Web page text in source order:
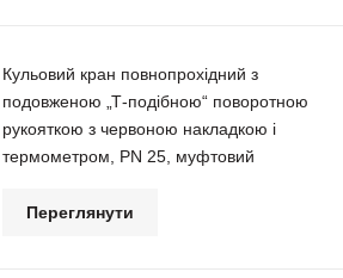
Кульовий кран повнопрохідний з
подовженою „Т-подібною“ поворотною
рукояткою з червоною накладкою і
термометром, РN 25, муфтовий
Переглянути